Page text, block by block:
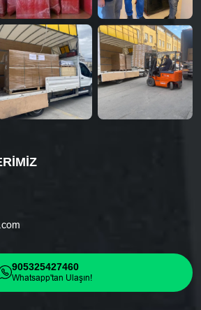
905325427460
Whatsapp'tan Ulaşın!